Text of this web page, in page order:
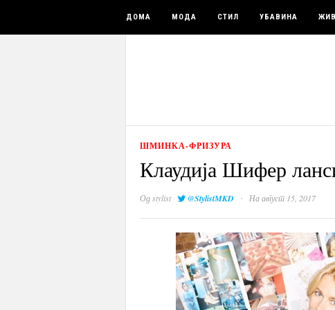
ДОМА МОДА СТИЛ УБАВИНА
ШМИНКА-ФРИЗУРА
Клаудија Шифер
Одstylist @StylistMKD · На август 15, 2017